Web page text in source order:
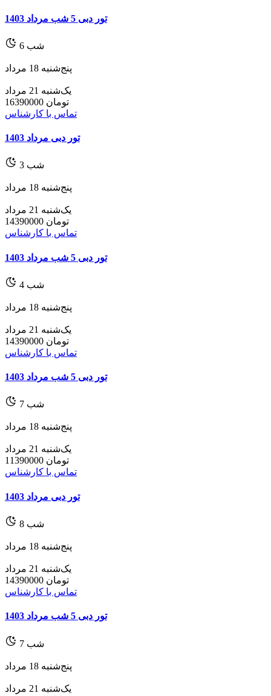
تور دبی 5 شب مرداد 1403
6 شب
پنج‌شنبه 18 مرداد
یک‌شنبه 21 مرداد
16390000 تومان
تماس با کارشناس
تور دبی مرداد 1403
3 شب
پنج‌شنبه 18 مرداد
یک‌شنبه 21 مرداد
14390000 تومان
تماس با کارشناس
تور دبی 5 شب مرداد 1403
4 شب
پنج‌شنبه 18 مرداد
یک‌شنبه 21 مرداد
14390000 تومان
تماس با کارشناس
تور دبی 5 شب مرداد 1403
7 شب
پنج‌شنبه 18 مرداد
یک‌شنبه 21 مرداد
11390000 تومان
تماس با کارشناس
تور دبی مرداد 1403
8 شب
پنج‌شنبه 18 مرداد
یک‌شنبه 21 مرداد
14390000 تومان
تماس با کارشناس
تور دبی 5 شب مرداد 1403
7 شب
پنج‌شنبه 18 مرداد
یک‌شنبه 21 مرداد